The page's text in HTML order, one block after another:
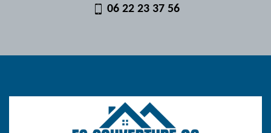
06 22 23 37 56